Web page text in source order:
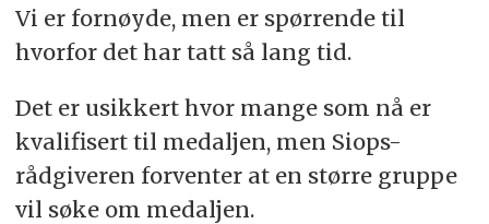
Vi er fornøyde, men er spørrende til
hvorfor det har tatt så lang tid.
Det er usikkert hvor mange som nå er
kvalifisert til medaljen, men Siops-
rådgiveren forventer at en større gruppe
vil søke om medaljen.